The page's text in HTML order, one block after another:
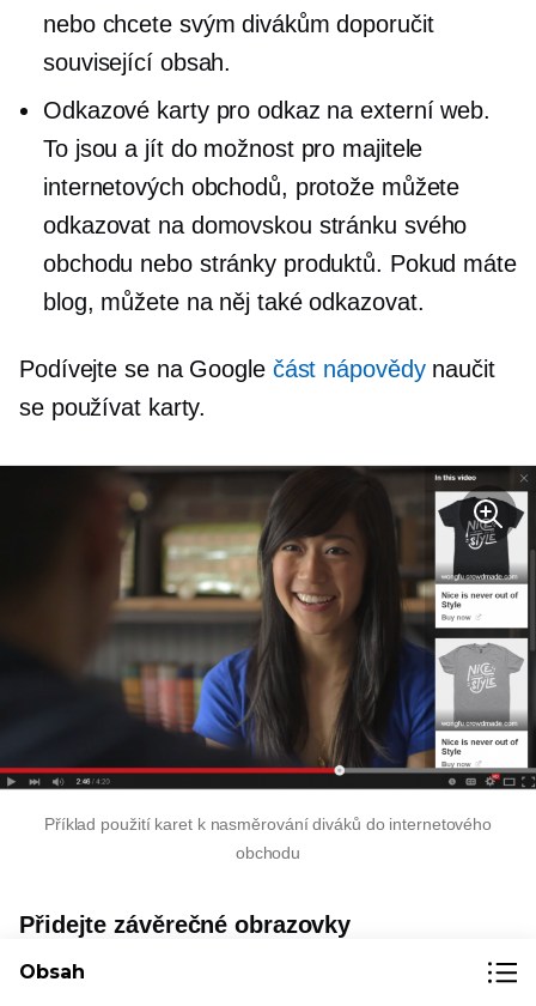
nebo chcete svým divákům doporučit
související obsah.
Odkazové karty pro odkaz na externí web.
To jsou a jít domožnost pro majitele
internetových obchodů, protože můžete
odkazovat na domovskou stránku svého
obchodu nebo stránky produktů. Pokud máte
blog, můžete na něj také odkazovat.
Podívejte se na Google část nápovědynaučit
se používat karty.
Příklad použití karet k nasměrování diváků do internetového
obchodu
Přidejte závěrečné obrazovky
Závěrečné obrazovky jsou překryvné vrstvy,
Obsah